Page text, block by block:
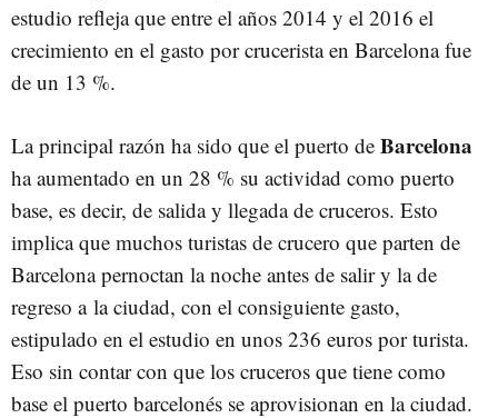
estudio refleja que entre el años 2014 y el 2016 el
crecimiento en el gasto por crucerista en Barcelona fue
de un 13 %.
La principal razón ha sido que el puerto de Barcelona
ha aumentado en un 28 % su actividad como puerto
base, es decir, de salida y llegada de cruceros. Esto
implica que muchos turistas de crucero que parten de
Barcelona pernoctan la noche antes de salir y la de
regreso a la ciudad, con el consiguiente gasto,
estipulado en el estudio en unos 236 euros por turista.
Eso sin contar con que los cruceros que tiene como
base el puerto barcelonés se aprovisionan en la ciudad.